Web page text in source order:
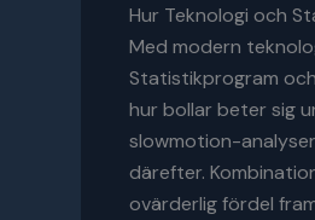
Hur Teknologi och
Med modern
Statistikprogram
hur bollar beter sig
slowmotion-
därefter.
ovärderlig fördel